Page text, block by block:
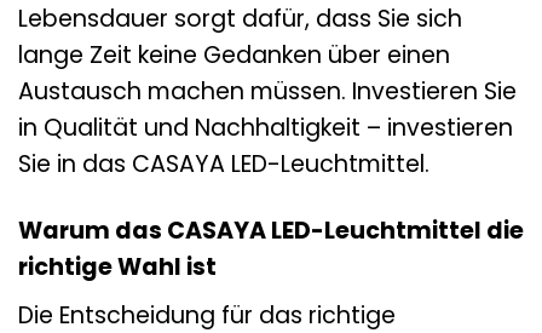
Lebensdauer sorgt dafür, dass Sie sich
lange Zeit keine Gedanken über einen
Austausch machen müssen. Investieren Sie
in Qualität und Nachhaltigkeit – investieren
Sie in das CASAYA LED-Leuchtmittel.
Warum das CASAYA LED-Leuchtmittel die
richtige Wahl ist
Die Entscheidung für das richtige